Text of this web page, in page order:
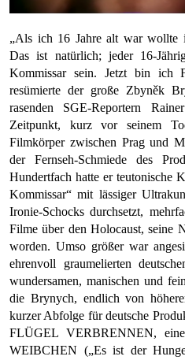
„Als ich 16 Jahre alt war wollte
Das ist natürlich; jeder 16-
Kommissar sein. Jetzt bin ich
resümierte der große Zbyněk
rasenden SGE-Reportern
Zeitpunkt, kurz vor seinem
Filmkörper zwischen Prag und
der Fernseh-Schmiede des
Hundertfach hatte er teutonische
Kommissar“ mit lässiger
Ironie-Schocks durchsetzt,
Filme über den Holocaust, seine
worden. Umso größer war
ehrenvoll graumelierten
wundersamen, manischen und
die Brynych, endlich von
kurzer Abfolge für deutsche
FLÜGEL VERBRENNEN,
WEIBCHEN („Es ist der